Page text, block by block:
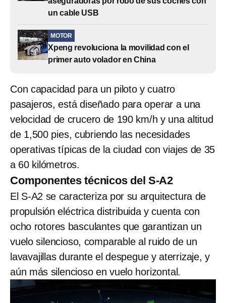
un cable USB
MOTOR
Xpeng revoluciona la movilidad con el
primer auto volador en China
Con capacidad para un piloto y cuatro
pasajeros, está diseñado para operar a una
velocidad de crucero de 190 km/h y una altitud
de 1,500 pies, cubriendo las necesidades
operativas típicas de la ciudad con viajes de 35
a 60 kilómetros.
Componentes técnicos del S-A2
El S-A2 se caracteriza por su arquitectura de
propulsión eléctrica distribuida y cuenta con
ocho rotores basculantes que garantizan un
vuelo silencioso, comparable al ruido de un
lavavajillas durante el despegue y aterrizaje, y
aún más silencioso en vuelo horizontal.